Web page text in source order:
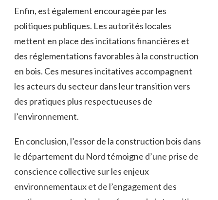
Enfin, est également‌ encouragée par les
politiques publiques. ‍Les autorités locales
mettent en place des incitations financières et
des réglementations ⁤favorables‌ à la construction
en bois. Ces mesures incitatives accompagnent
les acteurs du secteur dans⁤ leur transition vers
des pratiques plus respectueuses de
l’environnement.
En conclusion, l’essor ⁢de la construction bois dans
le département du Nord témoigne d’une prise de
conscience collective sur les enjeux
environnementaux et de l’engagement des